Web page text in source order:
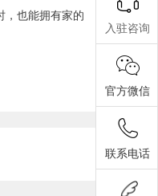
，也能拥有家的
入驻咨询
官方微信
联系电话